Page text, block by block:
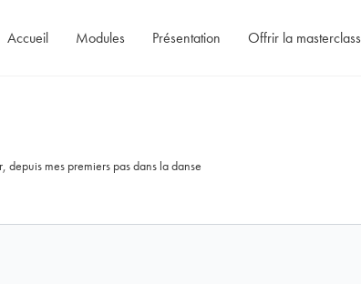
Accueil Modules Présentation Offrir la masterclass
depuis mes premiers pas dans la danse